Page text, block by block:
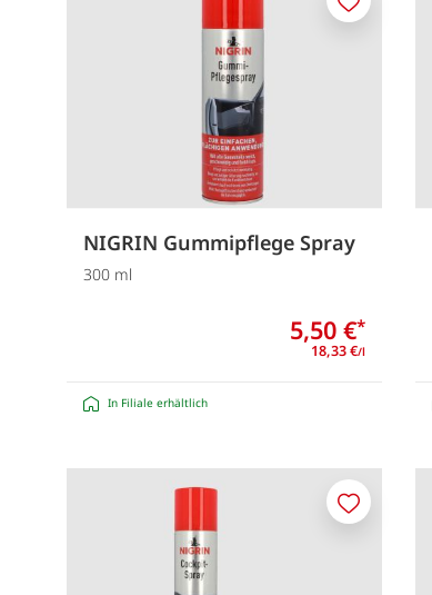
NIGRIN Gummipflege Spray
300 ml
5,50 €*
18,33 €/l
In Filiale erhältlich
Merken
Merken